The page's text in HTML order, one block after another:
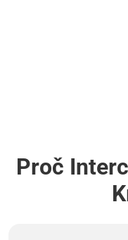
Proč